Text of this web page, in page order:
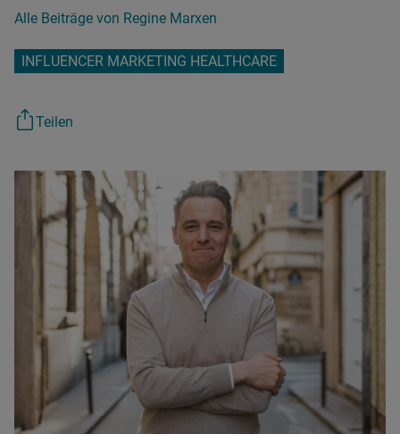
Alle Beiträge von Regine Marxen
INFLUENCER MARKETING HEALTHCARE
Teilen